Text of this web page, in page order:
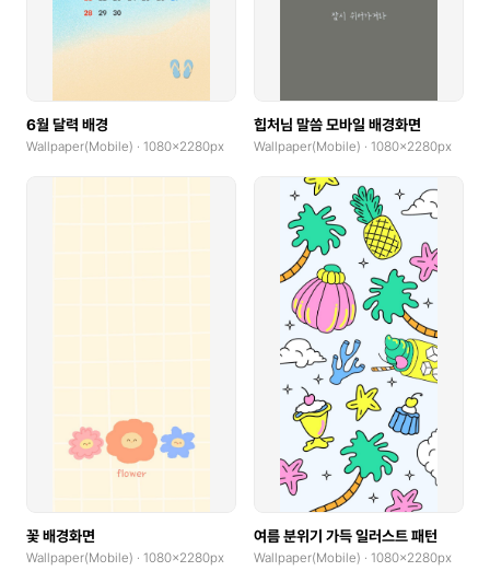
6월 달력 배경
Wallpaper(Mobile) · 1080x2280px
힙처님 말씀 모바일 배경화면
Wallpaper(Mobile) · 1080x2280px
꽃 배경화면
Wallpaper(Mobile) · 1080x2280px
여름 분위기 가득 일러스트 패턴
Wallpaper(Mobile) · 1080x2280px